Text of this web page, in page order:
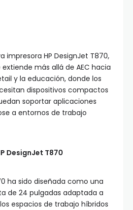
impresora HP DesignJet T870,
más allá de AEC hacia
y la educación, donde los
dispositivos compactos
soportar aplicaciones
a entornos de trabajo
DesignJet T870
ha sido diseñada como una
de 24 pulgadas adaptada a
espacios de trabajo híbridos